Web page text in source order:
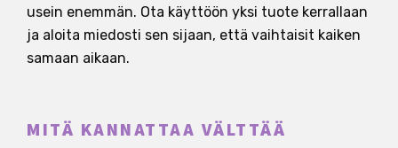
usein enemmän. Ota käyttöön yksi tuote kerrallaan
ja aloita miedosti sen sijaan, että vaihtaisit kaiken
samaan aikaan.
MITÄ KANNATTAA VÄLTTÄÄ